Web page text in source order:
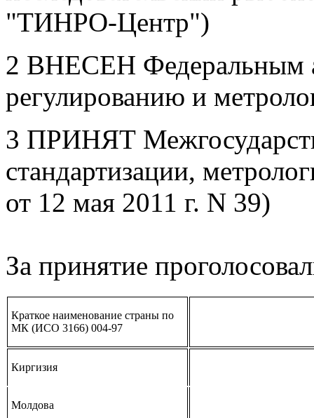
"ТИНРО-Центр")
2 ВНЕСЕН Федеральным
регулированию и
3 ПРИНЯТ
стандартизации,
от 12 мая 2011 г. N 39)
За принятие
Краткое наименование страны по
МК (ИСО 3166) 004-97
Киргизия
Молдова